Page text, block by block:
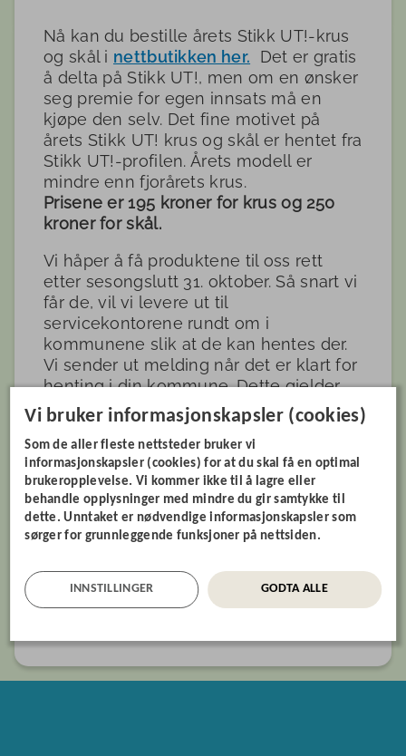
Nå kan du bestille årets Stikk UT!-krus
og skål i nettbutikken her. Det er gratis
å delta på Stikk UT!, men om en ønsker
seg premie for egen innsats må en
kjøpe den selv. Det fine motivet på
årets Stikk UT! krus og skål er hentet fra
Stikk UT!-profilen. Årets modell er
mindre enn fjorårets krus.
Prisene er 195 kroner for krus og 250
kroner for skål.
Vi håper å få produktene til oss rett
etter sesongslutt 31. oktober. Så snart vi
får de, vil vi levere ut til
servicekontorene rundt om i
kommunene slik at de kan hentes der.
Vi sender ut melding når det er klart for
henting i din kommune. Dette gjelder
bestillinger i Møre og Romsdal og Heim.
Ved bestilling i posten blir det et tillegg
på 160 kroner for porto og ekspedering.
Varene vil bli sendt ut i
oktober/november 2025.
For å kunne hente årets krus og skål
rett etter sesongslutt må du bestille før
2.september
Husk å oppgi rett hentested ved
Vi bruker informasjonskapsler (cookies)
Som de aller fleste nettsteder bruker vi
informasjonskapsler (cookies) for at du skal få en optimal
brukeropplevelse. Vi kommer ikke til å lagre eller
behandle opplysninger med mindre du gir samtykke til
dette. Unntaket er nødvendige informasjonskapsler som
sørger for grunnleggende funksjoner på nettsiden.
INNSTILLINGER GODTA ALLE